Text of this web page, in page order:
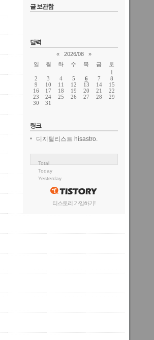
글 보관함
달력
« 2026/08
»
일
월 화 수 목 금
토
1
2
3 4 5 6 7
8
9
10 11 12 13 14
15
16
17 18 19 20 21
22
23
24 25 26 27 28
29
30
31
링크
디지털리스트 hisastro.
Total
Today
Yesterday
티스토리 가입하기!